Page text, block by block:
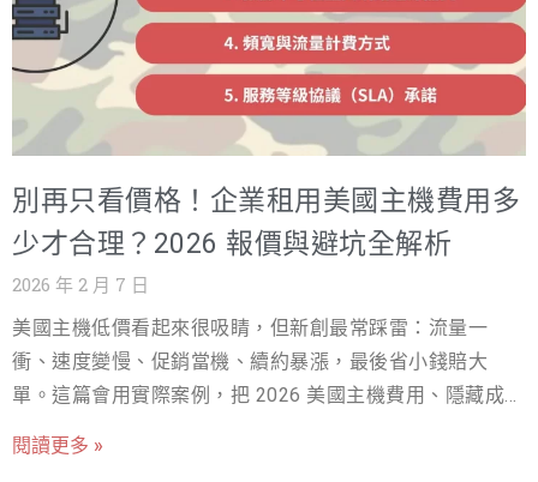
行銷顧問，我們的職責正是協助企業完整拆解專屬主機背
後的報價邏輯，辨識那些最容易被忽略的開銷陷阱，並在
2026 年的市場環境下，替企業找
外，還必須為客戶提供一整套穩定、安全的網站代管服
務。 在成本評估階段，老王一如多數企業主般精打細算。
他同時向多家主機服務商詢價，最終選擇了一家標榜「業
界最低報價」的海外主機商。當時那份報價單看起來近乎
乎找不到任何明顯缺點。老王心想，這個選擇，至少能替
專案省下一筆可觀的預算。 然而，真正的風險，往往在系
接連出現。首先是效能不穩，客戶網站在尖峰時段頻繁延
遲，頁面載入時間動輒超過十秒，嚴重影響使用體驗。老
王多次向主機商反映，卻只得到制式回覆，問題不是被歸
因於「國際網路波動」，就是被推給「網站程式本身設計
不良」。 不久後，更嚴重的狀況發生了——網站遭受駭客入
別再只看價格！企業租用美國主機費用多
少才合理？2026 報價與避坑全解析
2026 年 2 月 7 日
美國主機低價看起來很吸睛，但新創最常踩雷：流量一
衝、速度變慢、促銷當機、續約暴漲，最後省小錢賠大
單。這篇會用實際案例，把 2026 美國主機費用、隱藏成本
會把你想問的每一題，全部解答到位！ 美國主機低價真的
閱讀更多 »